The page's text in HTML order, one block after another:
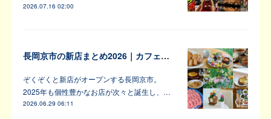
2026.07.16 02:00
長岡京市の新店まとめ2026｜カフェ・居酒屋・韓国料理など注目6軒
ぞくぞくと新店がオープンする長岡京市。
2025年も個性豊かなお店が次々と誕生し、…
2026.06.29 06:11